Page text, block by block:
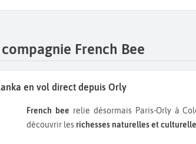
French Bee
en vol direct depuis Orly
French bee relie désormais Paris-Orly à
découvrir les richesses naturelles et